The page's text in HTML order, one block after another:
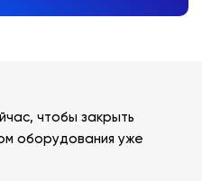
чтобы закрыть
оборудования уже